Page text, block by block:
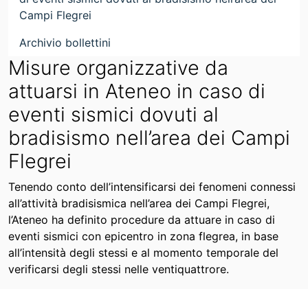
Campi Flegrei
Archivio bollettini
Misure organizzative da
attuarsi in Ateneo in caso di
eventi sismici dovuti al
bradisismo nell’area dei Campi
Flegrei
Tenendo conto dell’intensificarsi dei fenomeni connessi
all’attività bradisismica nell’area dei Campi Flegrei,
l’Ateneo ha definito procedure da attuare in caso di
eventi sismici con epicentro in zona flegrea, in base
all’intensità degli stessi e al momento temporale del
verificarsi degli stessi nelle ventiquattrore.